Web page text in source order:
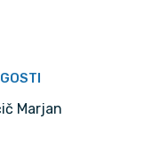
Marjan